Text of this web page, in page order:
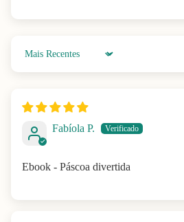
Sort by
Fabíola P.
Ebook - Páscoa divertida